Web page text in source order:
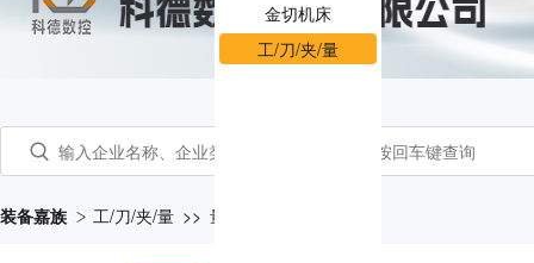
装备嘉族 工/刀/夹/量 >> 量具
金切机床
工/刀/夹/量